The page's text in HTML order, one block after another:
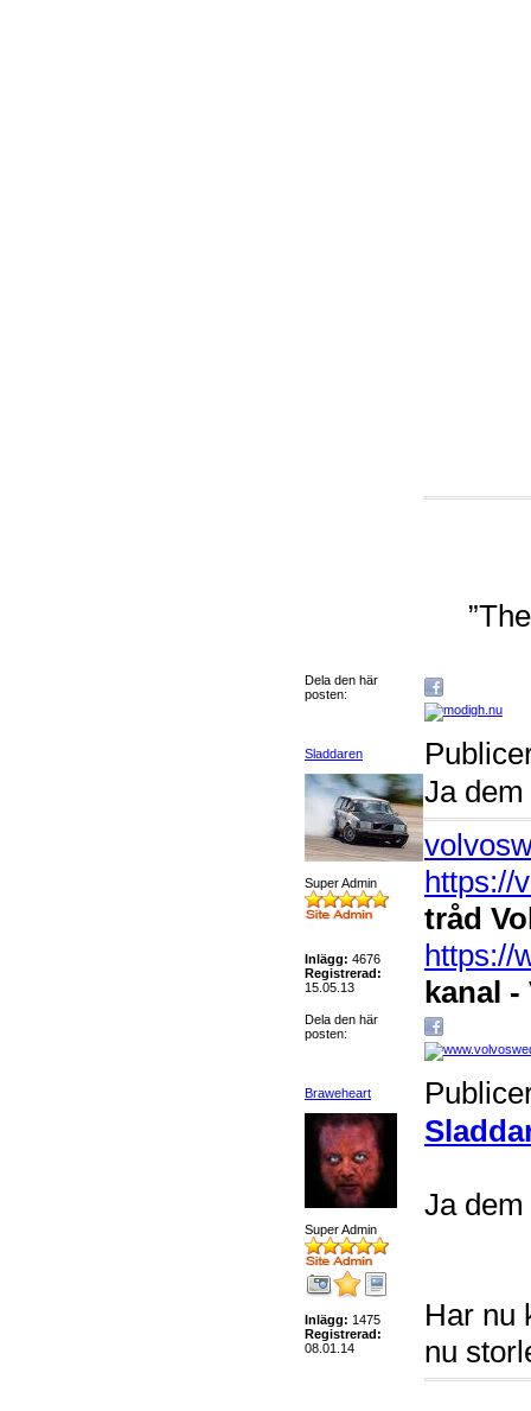
Dela den här
posten:
Sladdaren
Super Admin
Inlägg: 4676
Registrerad:
15.05.13
Ja
https://
tråd
https://
kanal
Dela den här
posten:
Braweheart
Super Admin
Inlägg: 1475
Registrerad:
08.01.14
Ja
Har nu
nu